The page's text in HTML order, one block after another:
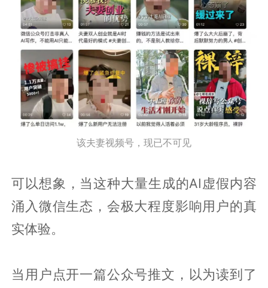
该夫妻视频号，现已不可见
可以想象，当这种大量生成的AI虚假内容
涌入微信生态，会极大程度影响用户的真
实体验。
当用户点开一篇公众号推文，以为读到了